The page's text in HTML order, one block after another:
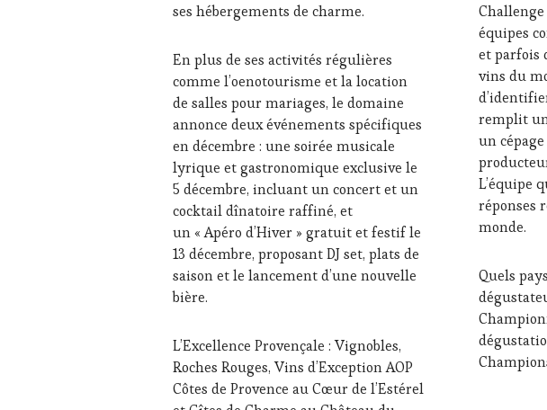
DÉGUSTATIONS,
JEU
MASTERCLASS,
MÉDIAS,
RADIO,
TV,
WEB,
OENOTOURISME,
PARTENAIRES
TOURISME,
PRODUCTEURS
TERROIR
CUISINIER,
ŒNOLOGUE,
SOMMELIER,
VIGNOBLES,
ses hébergements de charme.
En plus de ses activités régulières
comme l’oenotourisme et la location
de salles pour mariages, le domaine
annonce deux événements spécifiques
en décembre : une soirée musicale
lyrique et gastronomique exclusive le
5 décembre, incluant un concert et un
cocktail dînatoire raffiné, et
un « Apéro d’Hiver » gratuit et festif le
13 décembre, proposant DJ set, plats de
saison et le lancement d’une nouvelle
bière.
L’Excellence Provençale : Vignobles,
Roches Rouges, Vins d’Exception AOP
Côtes de Provence au Cœur de l’Estérel
VIN
TOURISME
TERROIR ,
CHEF,
CUISINIER,
SOMMELIER
SALONS
TASTING
WINE
TASTING
VOUCHER,
WINE
TOURISM
FAME,
Challenge
équipes
et parfois
vins du
remplit
un
L’équipe
réponses
monde.
Quels